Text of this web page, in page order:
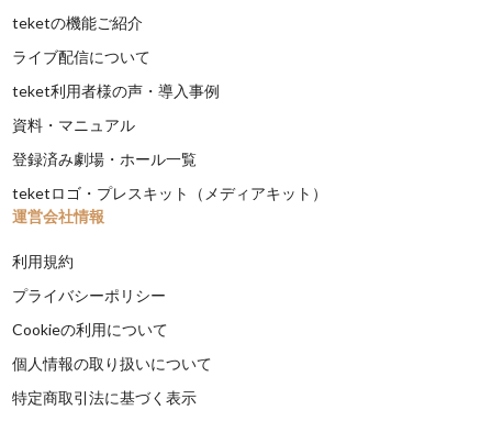
teketの機能ご紹介
ライブ配信について
teket利用者様の声・導入事例
資料・マニュアル
登録済み劇場・ホール一覧
teketロゴ・プレスキット（メディアキット）
運営会社情報
利用規約
プライバシーポリシー
Cookieの利用について
個人情報の取り扱いについて
特定商取引法に基づく表示